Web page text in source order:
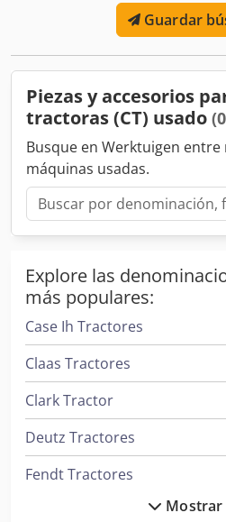
Guardar
Piezas y accesorios
tractoras (CT) usado
Busque en Werktuigen entre
máquinas usadas.
Explore las
más populares:
Case Ih Tractores
Claas Tractores
Clark Tractor
Deutz Tractores
Fendt Tractores
Ingersoll Rand Compresores
Mostrar